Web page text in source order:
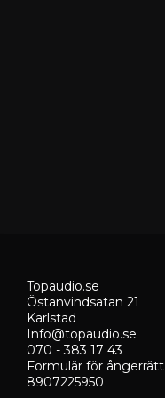
Topaudio.se
Östanvindsatan 21
Karlstad
Info@topaudio.se
070 - 383 17 43
Formulär för ångerrätt
8907225950